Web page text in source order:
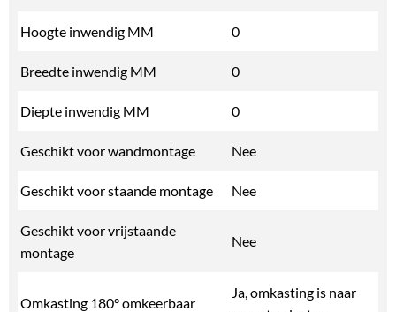
Hoogte inwendig MM 0
Breedte inwendig MM 0
Diepte inwendig MM 0
Geschikt voor wandmontage Nee
Geschikt voor staande montage Nee
Geschikt voor vrijstaande
montage
Nee
Omkasting 180° omkeerbaar
Ja, omkasting is naar